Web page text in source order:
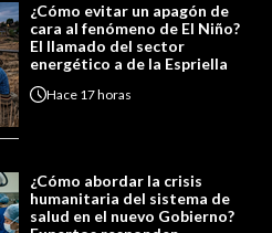
¿Cómo evitar un apagón de
cara al fenómeno de El Niño?
El llamado del sector
energético a de la Espriella
Hace 17 horas
¿Cómo abordar la crisis
humanitaria del sistema de
salud en el nuevo Gobierno?